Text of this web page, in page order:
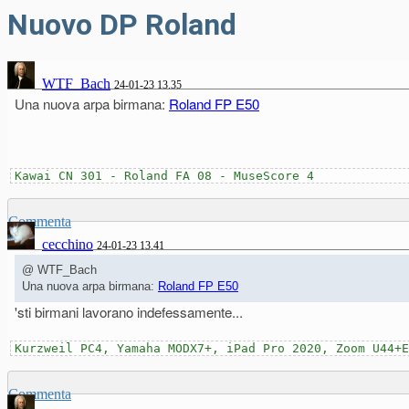
Nuovo DP Roland
WTF_Bach 24-01-23 13.35
Una nuova arpa birmana: Roland FP E50
Kawai CN 301 - Roland FA 08 - MuseScore 4
Commenta
cecchino 24-01-23 13.41
@ WTF_Bach
Una nuova arpa birmana: Roland FP E50
'sti birmani lavorano indefessamente...
Kurzweil PC4, Yamaha MODX7+, iPad Pro 2020, Zoom
Commenta